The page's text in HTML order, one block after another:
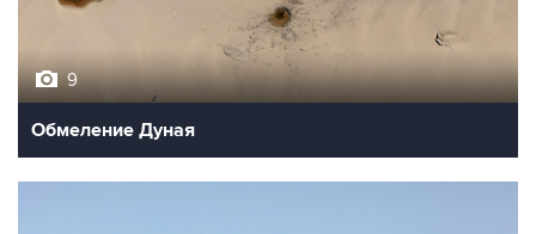
9
Обмеление Дуная